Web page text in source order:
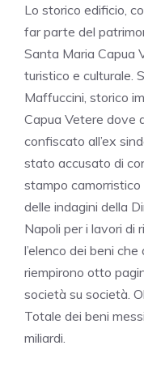
Lo storico edificio,
far parte del
Santa Maria Capua
turistico e culturale.
Maffuccini, storico
Capua Vetere dove
confiscato all’ex
stato accusato di
stampo
delle indagini della
Napoli per i lavori di
l’elenco dei beni
riempirono otto
società su società.
Totale dei beni
miliardi.